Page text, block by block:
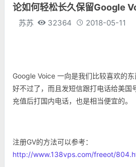
便宜VPS
VPS评测
虚拟主机
论如何轻松长久保留Google
苏苏 32364 2018-05-11
Google Voice 一向是我们比较喜欢的
好不过了，而且发短信跟打电话给美国
充值后打国内电话，也是相当便宜的。
注册GV的方法可以参考：
http://www.138vps.com/freeot/